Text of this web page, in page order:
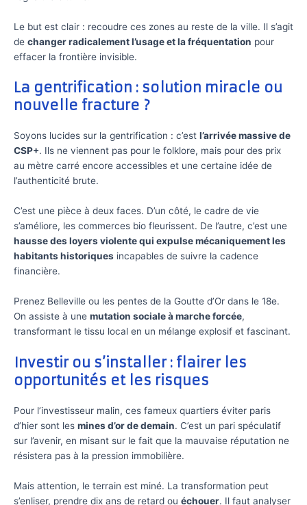
Le but est clair : recoudre ces zones au reste de la ville. Il s’agit
de changer radicalement l’usage et la fréquentation pour
effacer la frontière invisible.
La gentrification : solution miracle ou
nouvelle fracture ?
Soyons lucides sur la gentrification : c’est l’arrivée massive de
CSP+. Ils ne viennent pas pour le folklore, mais pour des prix
au mètre carré encore accessibles et une certaine idée de
l’authenticité brute.
C’est une pièce à deux faces. D’un côté, le cadre de vie
s’améliore, les commerces bio fleurissent. De l’autre, c’est une
hausse des loyers violente qui expulse mécaniquement les
habitants historiques incapables de suivre la cadence
financière.
Prenez Belleville ou les pentes de la Goutte d’Or dans le 18e.
On assiste à une mutation sociale à marche forcée,
transformant le tissu local en un mélange explosif et fascinant.
Investir ou s’installer : flairer les
opportunités et les risques
Pour l’investisseur malin, ces fameux quartiers éviter paris
d’hier sont les mines d’or de demain. C’est un pari spéculatif
sur l’avenir, en misant sur le fait que la mauvaise réputation ne
résistera pas à la pression immobilière.
Mais attention, le terrain est miné. La transformation peut
s’enliser, prendre dix ans de retard ou échouer. Il faut analyser